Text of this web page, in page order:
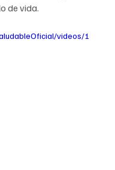
de vida.
videos/1